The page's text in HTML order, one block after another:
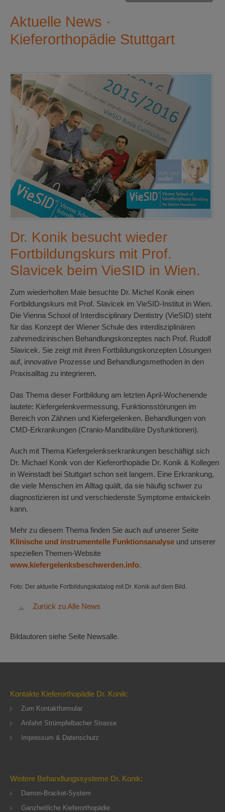
Aktuelle News ·
Kieferorthopädie Stuttgart
Dr. Konik besucht wieder
Fortbildungskurs mit Prof.
Slavicek beim VieSID in Wien.
Zum wiederholten Male besuchte Dr. Michel Konik einen
Fortbildungskurs mit Prof. Slavicek im VieSID-Institut in Wien.
Die Vienna School of Interdisciplinary Dentistry (VieSID) steht
für das Konzept der Wiener Schule des interdisziplinären
zahnmedizinischen Behandlungskonzeptes nach Prof. Rudolf
Slavicek. Sie zeigt mit ihren Fortbildungskonzepten Lösungen
auf, innovative Prozesse und Behandlungsmethoden in den
Praxisalltag zu integrieren.
Das Thema dieser Fortbildung am letzten April-Wochenende
lautete: Kiefergelenkvermessung, Funktionsstörungen im
Bereich von Zähnen und Kiefergelenken. Behandlungen von
CMD-Erkrankungen (Cranio-Mandibuläre Dysfunktionen).
Auch mit Thema Kiefergelenkserkrankungen beschäftigt sich
Dr. Michael Konik von der Kieferorthopädie Dr. Konik & Kollegen
in Weinstadt bei Stuttgart schon seit langem. Eine Erkrankung,
die viele Menschen im Alltag quält, da sie häufig schwer zu
diagnostizieren ist und verschiedenste Symptome entwickeln
kann.
Mehr zu diesem Thema finden Sie auch auf unserer Seite
Klinische und instrumentelle Funktionsanalyse und unserer
speziellen Themen-Website
www.kiefergelenksbeschwerden.info.
Foto: Der aktuelle Fortbildungskatalog mit Dr. Konik auf dem Bild.
Zurück zu Alle News
Bildautoren siehe Seite Newsalle.
Kontakte Kieferorthopädie Dr. Konik:
Zum Kontaktformular
Anfahrt Strümpfelbacher Strasse
Impressum & Datenschutz
Weitere Behandlungssysteme Dr. Konik:
Damon-Bracket-System
Ganzheitliche Kieferorthopädie